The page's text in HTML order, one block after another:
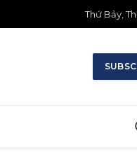
Thứ Bảy,